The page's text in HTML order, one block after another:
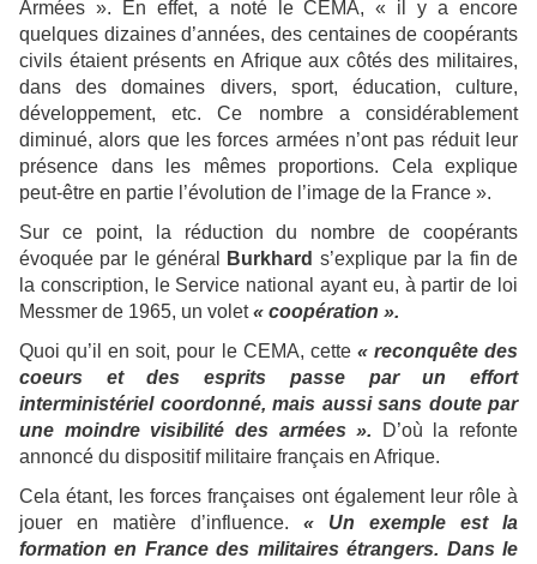
Armées ». En effet, a noté le CEMA, « il y a encore
quelques dizaines d’années, des centaines de coopérants
civils étaient présents en Afrique aux côtés des militaires,
dans des domaines divers, sport, éducation, culture,
développement, etc. Ce nombre a considérablement
diminué, alors que les forces armées n’ont pas réduit leur
présence dans les mêmes proportions. Cela explique
peut-être en partie l’évolution de l’image de la France ».
Sur ce point, la réduction du nombre de coopérants
évoquée par le général
Burkhard s’explique par la fin de
la conscription, le Service national ayant eu, à partir de loi
Messmer de 1965, un volet« coopération ».
Quoi qu’il en soit, pour le CEMA, cette « reconquête des
coeurs et des esprits passe par un effort
interministériel coordonné, mais aussi sans doute par
une moindre visibilité des armées ». D’où la refonte
annoncé du dispositif militaire français en Afrique.
Cela étant, les forces françaises ont également leur rôle à
jouer en matière d’influence. « Un exemple est la
formation en France des militaires étrangers. Dans le